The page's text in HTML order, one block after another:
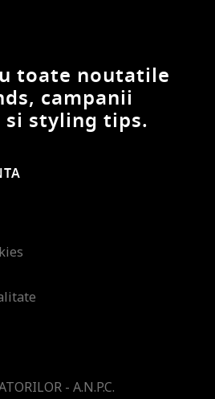
toate noutatile
campanii
styling tips.
- A.N.P.C.